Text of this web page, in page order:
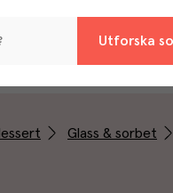
Utforska
Glass & sorbet